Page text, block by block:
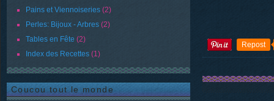
Pains et Viennoiseries (2)
Perles: Bijoux - Arbres (2)
Tables en Fête (2)
Index des Recettes (1)
Coucou tout le monde
Repost